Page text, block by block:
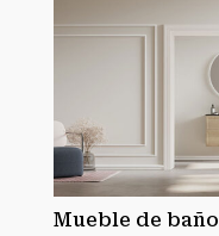
Mueble de baño